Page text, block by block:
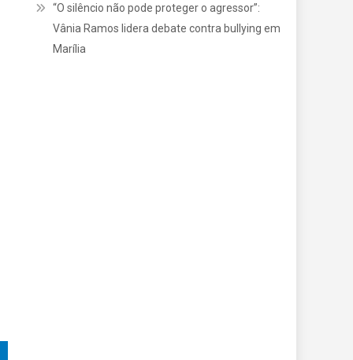
“O silêncio não pode proteger o agressor”:
Vânia Ramos lidera debate contra bullying em
Marília